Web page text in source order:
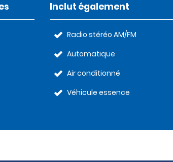
Inclut également
Radio stéréo AM/FM
Automatique
Air conditionné
Véhicule essence